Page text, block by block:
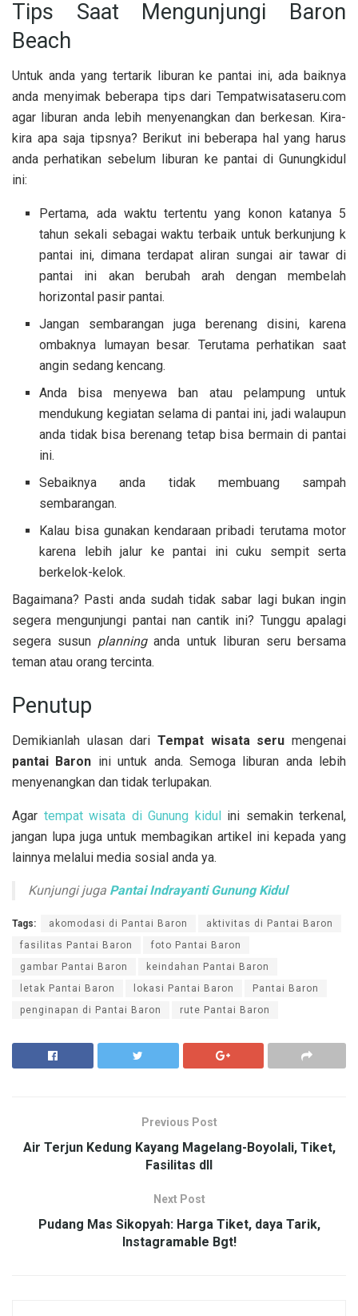
Tips Saat Mengunjungi Baron
Beach
Untuk anda yang tertarik liburan ke pantai ini, ada baiknya
anda menyimak beberapa tips dari Tempatwisataseru.com
agar liburan anda lebih menyenangkan dan berkesan. Kira-
kira apa saja tipsnya? Berikut ini beberapa hal yang harus
anda perhatikan sebelum liburan ke pantai di Gunungkidul
ini:
Pertama, ada waktu tertentu yang konon katanya 5
tahun sekali sebagai waktu terbaik untuk berkunjung k
pantai ini, dimana terdapat aliran sungai air tawar di
pantai ini akan berubah arah dengan membelah
horizontal pasir pantai.
Jangan sembarangan juga berenang disini, karena
ombaknya lumayan besar. Terutama perhatikan saat
angin sedang kencang.
Anda bisa menyewa ban atau pelampung untuk
mendukung kegiatan selama di pantai ini, jadi walaupun
anda tidak bisa berenang tetap bisa bermain di pantai
ini.
Sebaiknya anda tidak membuang sampah
sembarangan.
Kalau bisa gunakan kendaraan pribadi terutama motor
karena lebih jalur ke pantai ini cuku sempit serta
berkelok-kelok.
Bagaimana? Pasti anda sudah tidak sabar lagi bukan ingin
segera mengunjungi pantai nan cantik ini? Tunggu apalagi
segera susun planninganda untuk liburan seru bersama
teman atau orang tercinta.
Penutup
Demikianlah ulasan dari Tempat wisata seru mengenai
pantai Baron ini untuk anda. Semoga liburan anda lebih
menyenangkan dan tidak terlupakan.
Agar tempat wisata di Gunung kidul
ini semakin terkenal,
jangan lupa juga untuk membagikan artikel ini kepada yang
lainnya melalui media sosial anda ya.
Kunjungi juga Pantai Indrayanti Gunung Kidul
Tags: akomodasi di Pantai Baron
aktivitas di Pantai Baron
fasilitas Pantai Baron
foto Pantai Baron
gambar Pantai Baron
keindahan Pantai Baron
letak Pantai Baron
lokasi Pantai Baron
Pantai Baron
penginapan di Pantai Baron
rute Pantai Baron
Previous Post
Air Terjun Kedung Kayang Magelang-Boyolali, Tiket,
Fasilitas dll
Next Post
Pudang Mas Sikopyah: Harga Tiket, daya Tarik,
Instagramable Bgt!